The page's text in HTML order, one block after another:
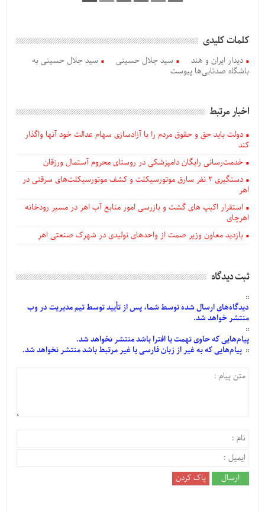
کلمات کلیدی
دیدار ایران و هند سید جلال حسینی
سید جلال حسینی به
باشگاه صدتایی‌ها پیوست
اخبار مرتبط
دولت باید حق و حقوق مردم را با آزادسازی سهام عدالت خود آنها واگذار
کند
خدمت‌رسانی رایگان دامپزشکی در روستای محروم آستمال ورزقان
دستگيری ۲ نفر سارق موتورسیکلت و کشف موتورسیکلت‌های سرقتی در
اهر
استقرار اکیپ های گشت و بازرسی امور منابع آب اهر در مسیر رودخانه
اهرچای
بازدید معاون وزیر صمت از واحدهای تولیدی در شهرک صنعتی اهر
ثبت دیدگاه
دیدگاه‌هایارسالشدهتوسط شما، پس ازتأییدتوسط تیم مدیریت در وب
منتشر خواهد شد.
پیام‌هاییکه حاوی تهمت یا افترا باشد منتشر نخواهد شد.
پیام‌هاییکه به غیر از زبان فارسی یا غیر مرتبط باشد منتشر نخواهد شد.